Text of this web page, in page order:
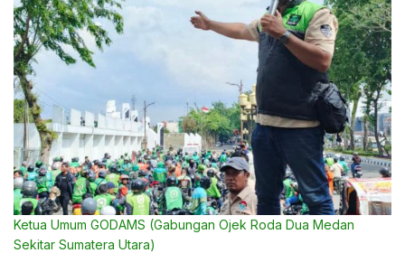
Ketua Umum GODAMS (Gabungan Ojek Roda Dua Medan
Sekitar Sumatera Utara)